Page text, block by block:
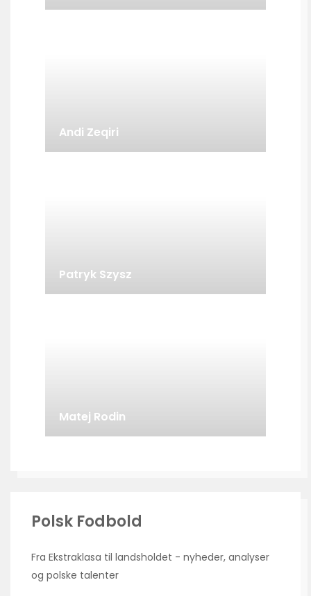
Andi Zeqiri
Patryk Szysz
Matej Rodin
Polsk Fodbold
Fra Ekstraklasa til landsholdet - nyheder, analyser
og polske talenter